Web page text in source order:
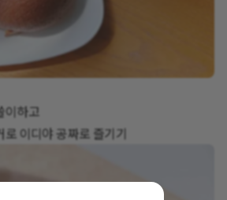
이하고
이디야 공짜로 즐기기